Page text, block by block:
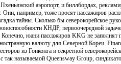
аэропорт, и биллбордах,
например, тоже просят пассажиров
тайны. Сколько бы северокорейское
КНДР, первоочередной
юани пассажиров KKG не заполнят
валюту для Северной Кореи.
из Гонконга и секретной
так называемой Queensway Group,